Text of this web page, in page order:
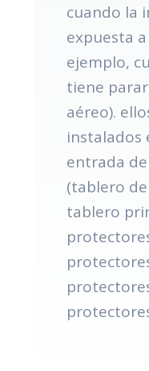
cuando la
expuesta
ejemplo,
tiene
aéreo).
instalados
entrada
(tablero
tablero